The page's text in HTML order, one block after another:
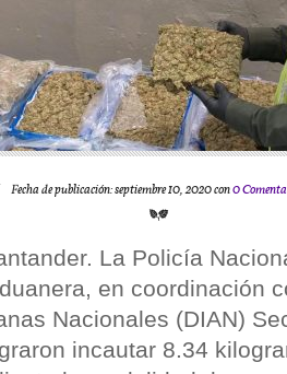
Fecha de publicación: septiembre 10, 2020 con0
La Policía
en coordinación
Nacionales (DIAN)
incautar 8.34